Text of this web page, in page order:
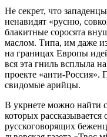
Не секрет, что
ненавидят «русню,
блакитные соросята
маслом. Типа, им даже из
на границах Европы
вся эта гниль всплыла
проекте «анти-Россия».
свидомые арийцы.
В укрнете можно найти
которых
русскоговорящих